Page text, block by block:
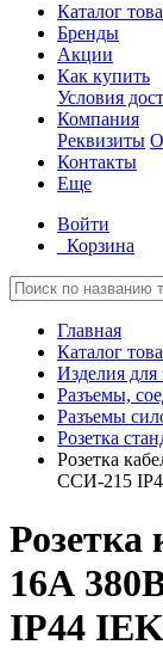
Каталог
Бренды
Акции
Как купить
Условия
Компания
Реквизиты
Контакты
Еще
Войти
Корзина
Главная
Каталог
Изделия для
Разъемы,
Разъемы
Розетка
Розетка
ССИ-215
Розетка
16А
IP44